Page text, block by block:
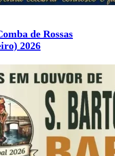
de Rossas
2026